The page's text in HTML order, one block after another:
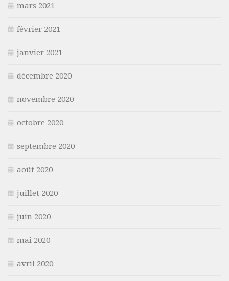
mars 2021
février 2021
janvier 2021
décembre 2020
novembre 2020
octobre 2020
septembre 2020
août 2020
juillet 2020
juin 2020
mai 2020
avril 2020